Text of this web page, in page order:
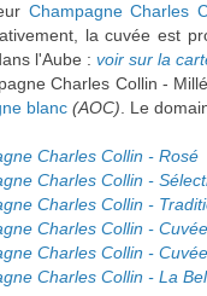
Champagne Charles
la cuvée est
l'Aube : voir sur la
Charles Collin -
blanc (AOC) . Le
Charles Collin - Rosé
Charles Collin -
Charles Collin -
Charles Collin -
Charles Collin -
Charles Collin - La